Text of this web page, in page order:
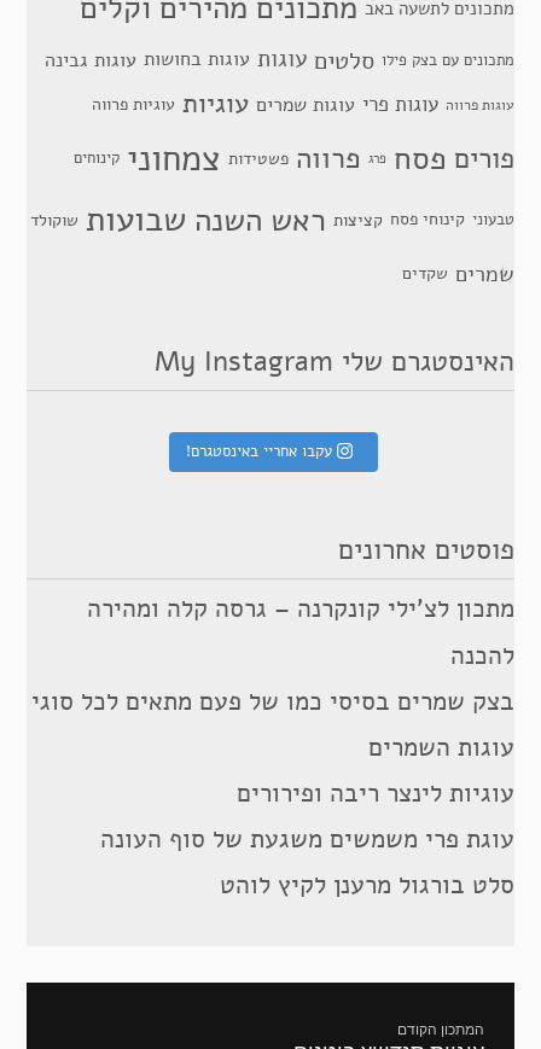
מתכונים לתשעה באב
מתכונים עם בצק פילו סלטים עוגות עוגות בחושות עוגות גבינה
עוגות פרווה עוגות פרי עוגות שמרים עוגיות עוגיות פרווה
פורים פסח פרג פרווה פשטידות צמחוני קינוחים
טבעוני קינוחי פסח קציצות ראש השנה שבועות שוקולד
שמרים שקדים
האינסטגרם שלי My Instagram
עקבו אחריי באינסטגרם!
פוסטים אחרונים
מתכון לצ’ילי קונקרנה – גרסה קלה ומהירה
להכנה
בצק שמרים בסיסי כמו של פעם מתאים לכל סוגי
עוגות השמרים
עוגיות לינצר ריבה ופירורים
עוגת פרי משמשים משגעת של סוף העונה
סלט בורגול מרענן לקיץ לוהט
המתכון הקודם